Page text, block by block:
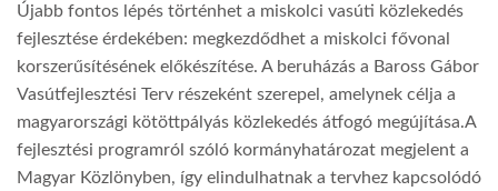
Újabb fontos lépés történhet a miskolci vasúti közlekedés
fejlesztése érdekében: megkezdődhet a miskolci fővonal
korszerűsítésének előkészítése. A beruházás a Baross Gábor
Vasútfejlesztési Terv részeként szerepel, amelynek célja a
magyarországi kötöttpályás közlekedés átfogó megújítása.A
fejlesztési programról szóló kormányhatározat megjelent a
Magyar Közlönyben, így elindulhatnak a tervhez kapcsolódó